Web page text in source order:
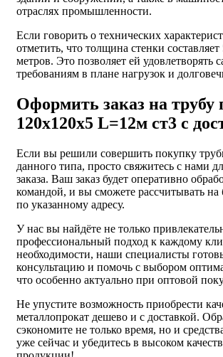
отраслях промышленности.
Если говорить о технических
отметить, что толщина стенки
метров. Это позволяет ей
требованиям в плане нагрузок и
Оформить заказ на
120х120х5 L=12м ст3 с
Если вы решили совершить покупку
данного типа, просто свяжитесь с нами
заказа. Ваш заказ будет оперативно
командой, и вы сможете рассчитывать на
по указанному адресу.
У нас вы найдёте не только
профессиональный подход к каждому
необходимости, наши специалисты
консультацию и помочь с выбором
что особенно актуально при оптовой
Не упустите возможность приобрести
металлопрокат дешево и с доставкой.
сэкономите не только время, но и
уже сейчас и убедитесь в высоком